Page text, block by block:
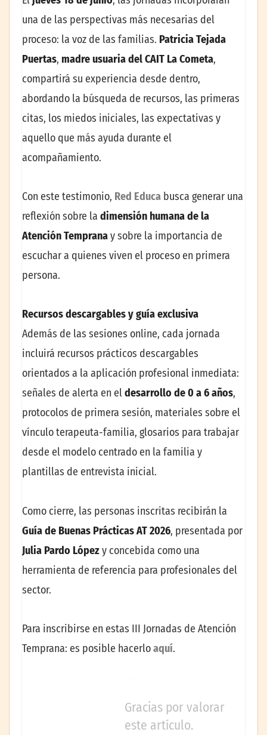
una de las perspectivas más necesarias del
proceso: la voz de las familias. Patricia Tejada
Puertas, madre usuaria del CAIT La Cometa,
compartirá su experiencia desde dentro,
abordando la búsqueda de recursos, las primeras
citas, los miedos iniciales, las expectativas y
aquello que más ayuda durante el
acompañamiento.
Con este testimonio, Red Educa busca generar una
reflexión sobre la dimensión humana de la
Atención Tempranay sobre la importancia de
escuchar a quienes viven el proceso en primera
persona.
Recursos descargables y guía exclusiva
Además de las sesiones online, cada jornada
incluirá recursos prácticos descargables
orientados a la aplicación profesional inmediata:
señales de alerta en eldesarrollo de 0 a 6 años,
protocolos de primera sesión, materiales sobre el
vínculo terapeuta-familia, glosarios para trabajar
desde el modelo centrado en la familia y
plantillas de entrevista inicial.
Como cierre, las personas inscritas recibirán la
Guía de Buenas Prácticas AT 2026, presentada por
Julia Pardo Lópezy concebida como una
herramienta de referencia para profesionales del
sector.
Para inscribirse en estas III Jornadas de Atención
Temprana: es posible hacerloaquí.
Gracias por valorar
este artículo.